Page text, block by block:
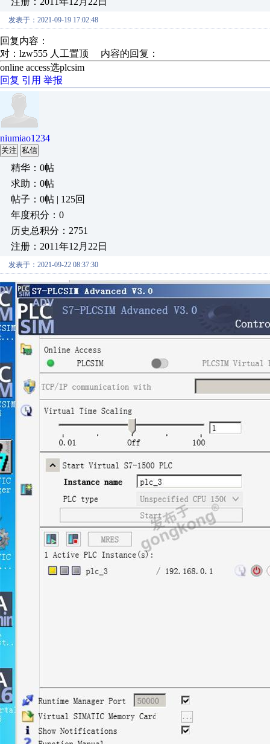
发表于：2021-09-19 17:02:48
回复内容：
对：lzw555 人工置顶 内容的回复：
online access选plcsim
回复 引用 举报
niumiao1234
关注 私信
精华：0帖
求助：0帖
帖子：0帖 | 125回
年度积分：0
历史总积分：2751
注册：2011年12月22日
发表于：2021-09-22 08:37:30